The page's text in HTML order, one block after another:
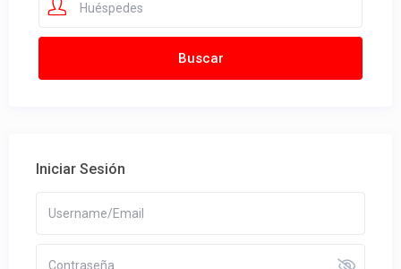
Huéspedes
Iniciar Sesión